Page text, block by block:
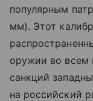
популярным
мм). Этот
оружии во всем
санкций
на российский